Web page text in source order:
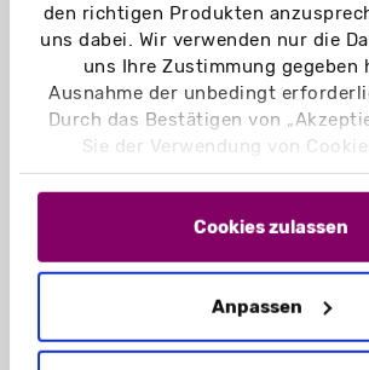
den richtigen Produkten
uns dabei. Wir verwenden nur die
uns Ihre Zustimmung gegeben
Ausnahme der unbedingt
Durch das Bestätigen von
Sie der Verwendung von
„Einstellungen“ können Sie
Cookies Sie zulassen. Hier
und unsere
Cookies zulassen
Anpassen